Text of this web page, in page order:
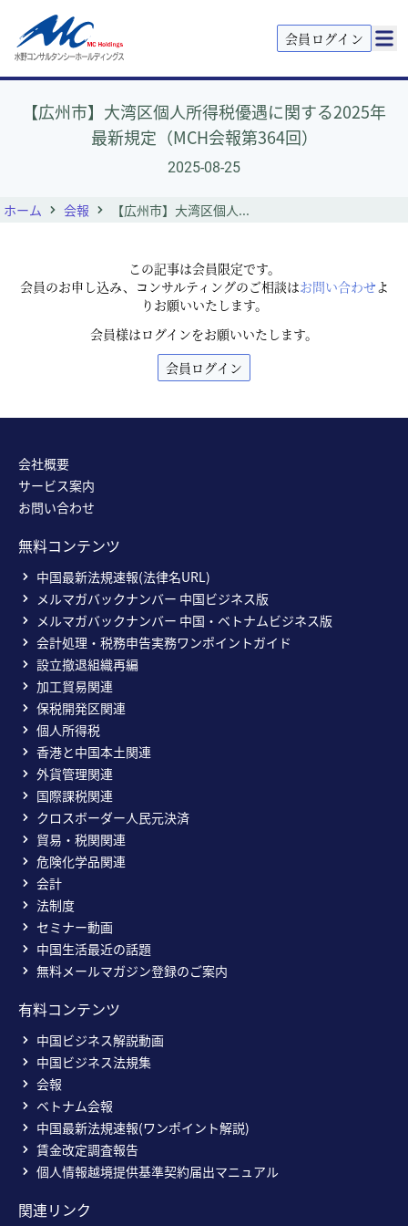
会員ログイン
【広州市】大湾区個人所得税優遇に関する2025年
最新規定（MCH会報第364回）
2025-08-25
ホーム 会報 【広州市】大湾区個人...
この記事は会員限定です。
会員のお申し込み、コンサルティングのご相談はお問い合わせよ
りお願いいたします。
会員様はログインをお願いいたします。
会員ログイン
会社概要
サービス案内
お問い合わせ
無料コンテンツ
中国最新法規速報(法律名URL)
メルマガバックナンバー 中国ビジネス版
メルマガバックナンバー 中国・ベトナムビジネス版
会計処理・税務申告実務ワンポイントガイド
設立撤退組織再編
加工貿易関連
保税開発区関連
個人所得税
香港と中国本土関連
外貨管理関連
国際課税関連
クロスボーダー人民元決済
貿易・税関関連
危険化学品関連
会計
法制度
セミナー動画
中国生活最近の話題
無料メールマガジン登録のご案内
有料コンテンツ
中国ビジネス解説動画
中国ビジネス法規集
会報
ベトナム会報
中国最新法規速報(ワンポイント解説)
賃金改定調査報告
個人情報越境提供基準契約届出マニュアル
関連リンク